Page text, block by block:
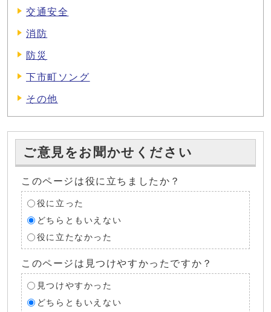
交通安全
消防
防災
下市町ソング
その他
ご意見をお聞かせください
このページは役に立ちましたか？
役に立った
どちらともいえない
役に立たなかった
このページは見つけやすかったですか？
見つけやすかった
どちらともいえない